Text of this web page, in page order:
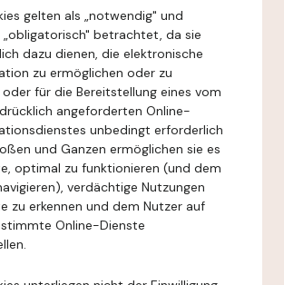
gelten als „notwendig" und
„obligatorisch" betrachtet, da sie
dazu dienen, die elektronische
zu ermöglichen oder zu
für die Bereitstellung eines vom
angeforderten Online-
unbedingt erforderlich
und Ganzen ermöglichen sie es
optimal zu funktionieren (und dem
verdächtige Nutzungen
zu erkennen und dem Nutzer auf
Online-Dienste